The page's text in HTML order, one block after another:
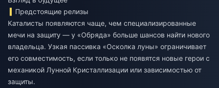
Предстоящие релизы
Каталисты появляются чаще, чем специализированные
мечи на защиту — у «Обряда» больше шансов найти нового
владельца. Узкая пассивка «Осколка луны» ограничивает
его совместимость, если только не появятся новые герои с
механикой Лунной Кристаллизации или зависимостью от
защиты.